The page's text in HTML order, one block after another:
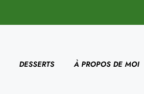
DESSERTS À PROPOS DE MOI